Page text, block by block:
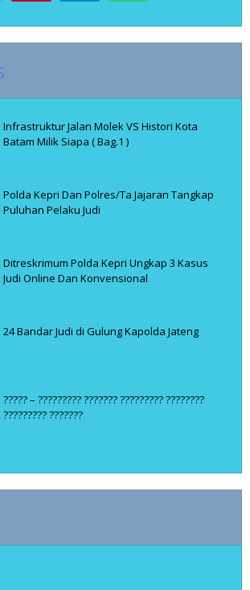
Infrastruktur Jalan Molek VS Histori Kota
Batam Milik Siapa ( Bag.1 )
Polda Kepri Dan Polres/Ta Jajaran Tangkap
Puluhan Pelaku Judi
Ditreskrimum Polda Kepri Ungkap 3 Kasus
Judi Online Dan Konvensional
24 Bandar Judi di Gulung Kapolda Jateng
????? – ????????? ??????? ????????? ????????
????????? ???????